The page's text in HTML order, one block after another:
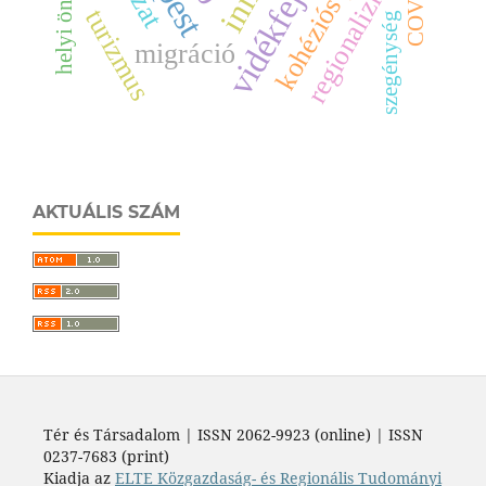
migráció
turizmus szegénység
AKTUÁLIS SZÁM
Tér és Társadalom | ISSN 2062-9923 (online) | ISSN
0237-7683 (print)
Kiadja az ELTE Közgazdaság- és Regionális Tudományi